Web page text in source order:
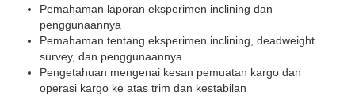
Pemahaman laporan eksperimen inclining dan
penggunaannya
Pemahaman tentang eksperimen inclining, deadweight
survey, dan penggunaannya
Pengetahuan mengenai kesan pemuatan kargo dan
operasi kargo ke atas trim dan kestabilan